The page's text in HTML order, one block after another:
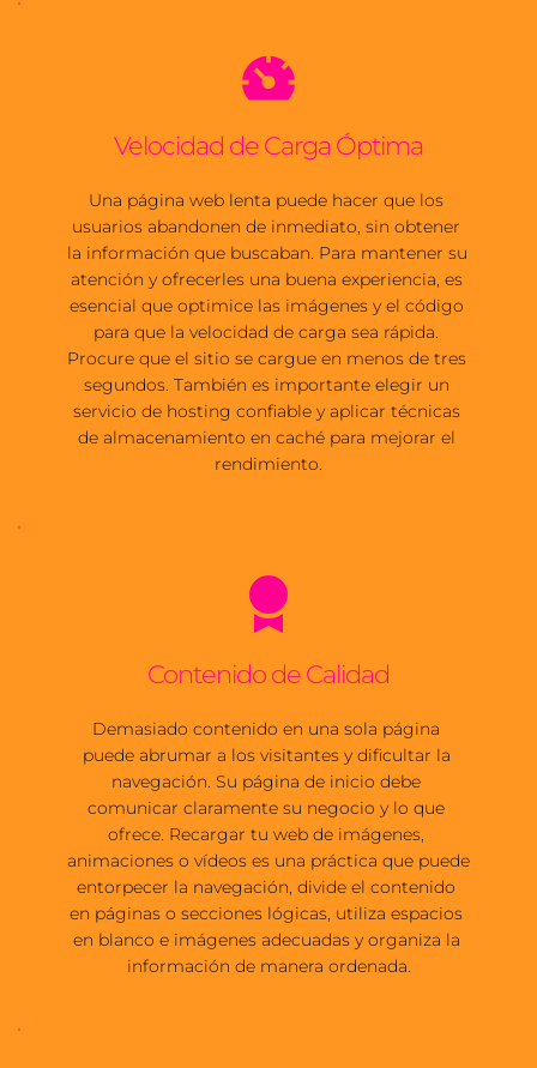
Velocidad de Carga Óptima
Una página web lenta puede hacer que los
usuarios abandonen de inmediato, sin obtener
la información que buscaban. Para mantener su
atención y ofrecerles una buena experiencia, es
esencial que optimice las imágenes y el código
para que la velocidad de carga sea rápida.
Procure que el sitio se cargue en menos de tres
segundos. También es importante elegir un
servicio de hosting confiable y aplicar técnicas
de almacenamiento en caché para mejorar el
rendimiento.
Contenido de Calidad
Demasiado contenido en una sola página
puede abrumar a los visitantes y dificultar la
navegación. Su página de inicio debe
comunicar claramente su negocio y lo que
ofrece. Recargar tu web de imágenes,
animaciones o vídeos es una práctica que puede
entorpecer la navegación, divide el contenido
en páginas o secciones lógicas, utiliza espacios
en blanco e imágenes adecuadas y organiza la
información de manera ordenada.